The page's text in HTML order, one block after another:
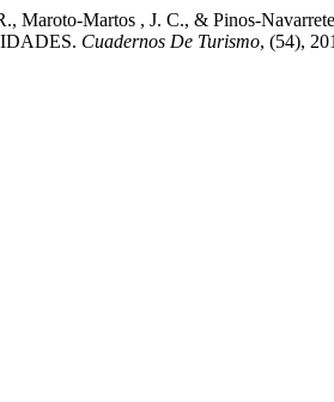
Maroto-Martos , J. C., & Pinos-
Cuadernos De Turismo, (54),